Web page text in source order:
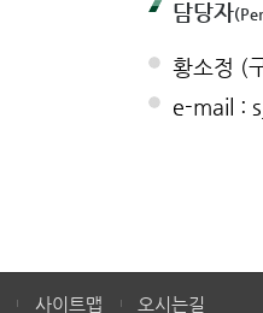
담당자(
황소정 (
e-mail :
사이트맵 오시는길